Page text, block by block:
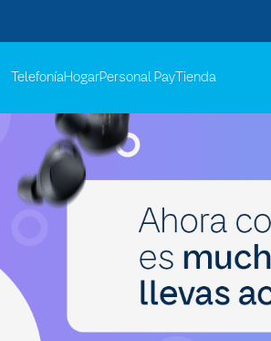
TelefoníaHogarPersonal Pay Tienda